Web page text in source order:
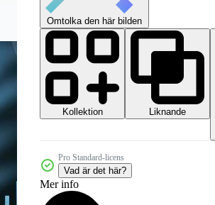
Omtolka den här bilden
Kollektion
Liknande
Pro Standard-licens
Vad är det här?
Mer info